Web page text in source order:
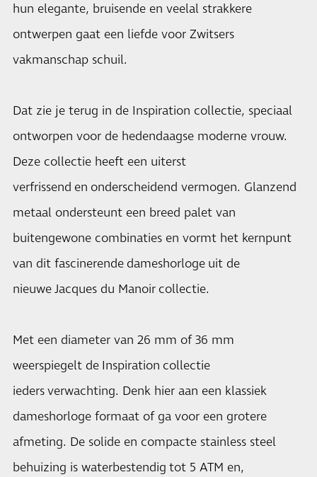
hun elegante, bruisende en veelal strakkere
ontwerpen gaat een liefde voor Zwitsers
vakmanschap schuil.
Dat zie je terug in de Inspiration collectie, speciaal
ontworpen voor de hedendaagse moderne vrouw.
Deze collectie heeft een uiterst
verfrissend en onderscheidend vermogen. Glanzend
metaal ondersteunt een breed palet van
buitengewone combinaties en vormt het kernpunt
van dit fascinerende dameshorloge uit de
nieuwe Jacques du Manoir collectie.
Met een diameter van 26 mm of 36 mm
weerspiegelt de Inspiration collectie
ieders verwachting. Denk hier aan een klassiek
dameshorloge formaat of ga voor een grotere
afmeting. De solide en compacte stainless steel
behuizing is waterbestendig tot 5 ATM en,